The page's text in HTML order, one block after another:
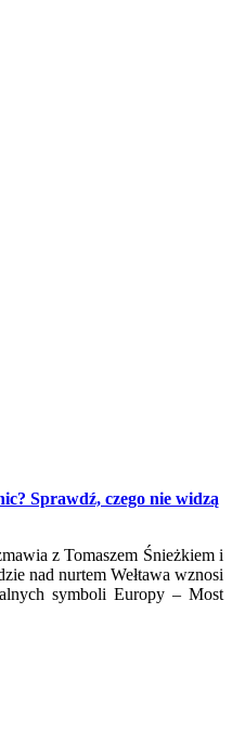
Sprawdź, czego nie widzą
z Tomaszem Śnieżkiem i
nad nurtem Wełtawa wznosi
symboli Europy – Most